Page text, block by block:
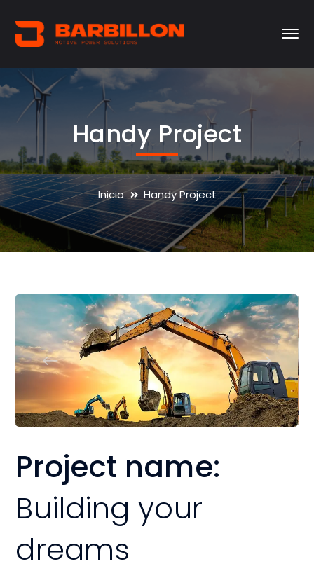
Handy Project
Inicio Handy Project
Project name:
Building your
dreams